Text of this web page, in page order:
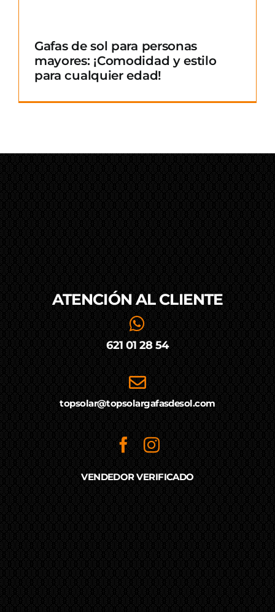
Gafas de sol para personas
mayores: ¡Comodidad y estilo
para cualquier edad!
ATENCIÓN AL CLIENTE
621 01 28 54
topsolar@topsolargafasdesol.com
VENDEDOR VERIFICADO